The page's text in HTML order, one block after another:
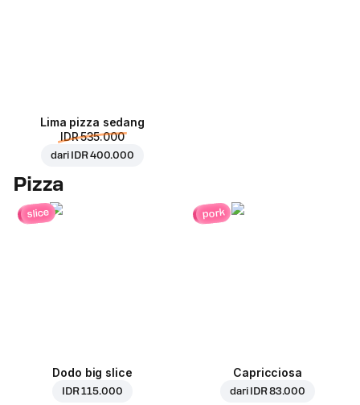
Lima pizza sedang
IDR 535.000
dari IDR 400.000
Pizza
slice
Dodo big slice
IDR 115.000
pork
Capricciosa
dari IDR 83.000